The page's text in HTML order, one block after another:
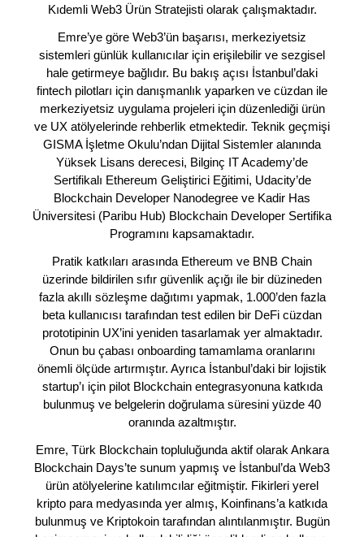
Kıdemli Web3 Ürün Stratejisti olarak çalışmaktadır.
Emre’ye göre Web3’ün başarısı, merkeziyetsiz
sistemleri günlük kullanıcılar için erişilebilir ve sezgisel
hale getirmeye bağlıdır. Bu bakış açısı İstanbul’daki
fintech pilotları için danışmanlık yaparken ve cüzdan ile
merkeziyetsiz uygulama projeleri için düzenlediği ürün
ve UX atölyelerinde rehberlik etmektedir. Teknik geçmişi
GISMA İşletme Okulu’ndan Dijital Sistemler alanında
Yüksek Lisans derecesi, Bilginç IT Academy’de
Sertifikalı Ethereum Geliştirici Eğitimi, Udacity’de
Blockchain Developer Nanodegree ve Kadir Has
Üniversitesi (Paribu Hub) Blockchain Developer Sertifika
Programını kapsamaktadır.
Pratik katkıları arasında Ethereum ve BNB Chain
üzerinde bildirilen sıfır güvenlik açığı ile bir düzineden
fazla akıllı sözleşme dağıtımı yapmak, 1.000’den fazla
beta kullanıcısı tarafından test edilen bir DeFi cüzdan
prototipinin UX’ini yeniden tasarlamak yer almaktadır.
Onun bu çabası onboarding tamamlama oranlarını
önemli ölçüde artırmıştır. Ayrıca İstanbul’daki bir lojistik
startup’ı için pilot Blockchain entegrasyonuna katkıda
bulunmuş ve belgelerin doğrulama süresini yüzde 40
oranında azaltmıştır.
Emre, Türk Blockchain topluluğunda aktif olarak Ankara
Blockchain Days’te sunum yapmış ve İstanbul’da Web3
ürün atölyelerine katılımcılar eğitmiştir. Fikirleri yerel
kripto para medyasında yer almış, Koinfinans’a katkıda
bulunmuş ve Kriptokoin tarafından alıntılanmıştır. Bugün